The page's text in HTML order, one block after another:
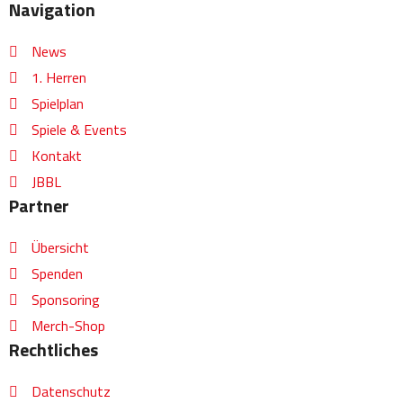
c
b
o
o
k
s
g
r
a
m
u v
Navigation
News
1. Herren
Spielplan
Spiele & Events
Kontakt
JBBL
Partner
Übersicht
Spenden
Sponsoring
Merch-Shop
Rechtliches
Datenschutz